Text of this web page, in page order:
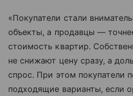
«Покупатели стали
объекты, а продавцы —
стоимость квартир.
не снижают цену сразу, а
спрос. При этом покупатели
подходящие варианты, если